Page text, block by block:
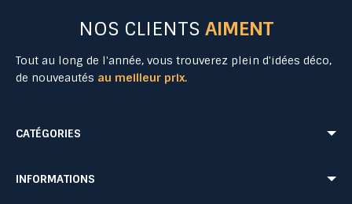
NOS CLIENTS AIMENT
Tout au long de l'année, vous trouverez plein d'idées déco,
de nouveautés au meilleur prix.
CATÉGORIES
INFORMATIONS